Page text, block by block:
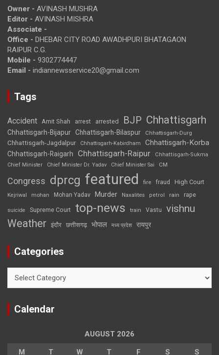
Owner - AVINASH MUSHRA
Editor - AVINASH MISHRA
Associate -
Office - DHEBAR CITY ROAD AWADHPURI BHATAGAON
RAIPUR C.G.
Mobile - 9302774447
Email - indiannewsservice20@gmail.com
Tags
Accident Amit Shah arrest arrested BJP Chhattisgarh
Chhattisgarh-Bijapur Chhattisgarh-Bilaspur Chhattisgarh-Durg
Chhattisgarh-Jagdalpur Chhattisgarh-Kabirdham Chhattisgarh-Korba
Chhattisgarh-Raigarh Chhattisgarh-Raipur
Chhattisgarh-Sukma
Chief Minister
Chief Minister Dr. Yadav Chief Minister Sai CM
Congress dprcg featured fire fraud High Court
Kejriwal mohan Mohan Yadav Murder Naxalites petrol rain rape
suicide Supreme Court top-news train Vastu vishnu
Weather इंदौर छत्तीसगढ़ भोपाल मध्य प्रदेश रायपुर
Categories
Calendar
AUGUST 2026
M T W T F S S